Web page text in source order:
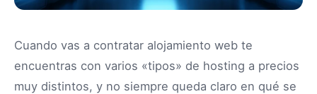
Cuando vas a contratar alojamiento web te
encuentras con varios «tipos» de hosting a precios
muy distintos, y no siempre queda claro en qué se